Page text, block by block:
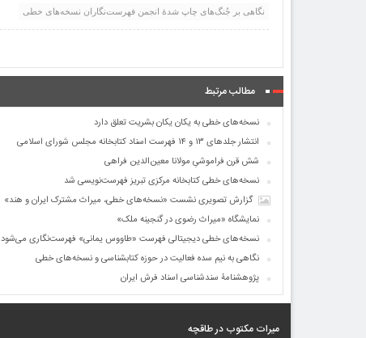
نگاهی بر جُنگ‌های چاپ شدهٔ انجمن فهرست‌نگاران نسخه‌های خطی
مطالب مرتبط
نسخه‌های خطی به یکان یکان بشریت تعلق دارد
انتشار جلدهای ۱۳ و ۱۴ فهرست اسناد کتابخانه مجلس شورای اسلامی
شش قرن فراموشیِ مولانا معین‌الدین فراهی
نسخه‌های خطی کتابخانه مرکزی تبریز فهرست‌نویسی شد
گزارش تصویری نشست «نسخه‌های خطی، میراث مشترک ایران و هند»
نمایشگاه «میراث رضوی در گنجینه ملک»
نسخه‌های خطی دیجیتالی فهرست «طاووس یمانی» فهرست‌نگاری می‌شود
نگاهی به نیم سده فعالیت در حوزه کتابشناسی و نسخه‌های خطی
پژوهشنامۀ سندشناسی اسناد فرش ایران
میرات مکتوب در طاقچه